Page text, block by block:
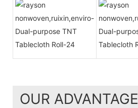
OUR ADVANTAGE